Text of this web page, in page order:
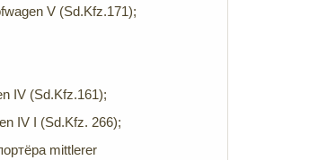
V (Sd.Kfz.171);
IV (Sd.Kfz.161);
IV I (Sd.Kfz. 266);
mittlerer